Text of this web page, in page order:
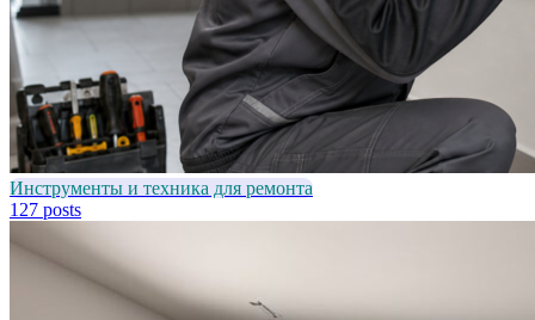
Инструменты и техника для ремонта
127 posts